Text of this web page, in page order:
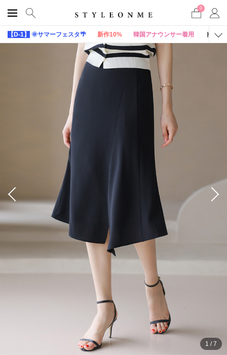
0
【D-1】 🌞サマーフェスタ🌴 新作10% 韓国アナウンサー着用 トップ
1 /7